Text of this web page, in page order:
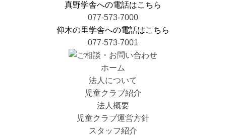
真野学舎への電話はこちら
077-573-7000
仰木の里学舎への電話はこちら
077-573-7001
ホーム
法人について
児童クラブ紹介
法人概要
児童クラブ運営方針
スタッフ紹介